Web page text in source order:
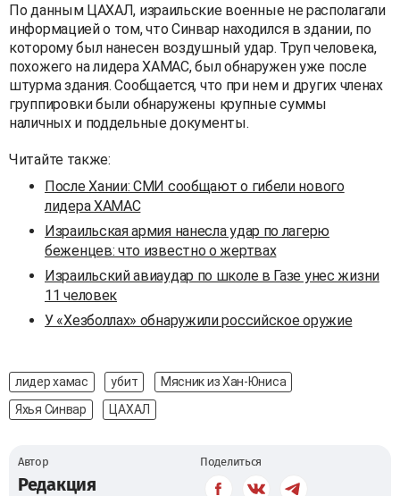
По данным ЦАХАЛ, израильские военные не располагали
информацией о том, что Синвар находился в здании, по
которому был нанесен воздушный удар. Труп человека,
похожего на лидера ХАМАС, был обнаружен уже после
штурма здания. Сообщается, что при нем и других членах
группировки были обнаружены крупные суммы
наличных и поддельные документы.
Читайте также:
После Хании: СМИ сообщают о гибели нового
лидера ХАМАС
Израильская армия нанесла удар по лагерю
беженцев: что известно о жертвах
Израильский авиаудар по школе в Газе унес жизни
11 человек
У «Хезболлах» обнаружили российское оружие
лидер хамас убит
Мясник из Хан-Юниса
Яхья Синвар
ЦАХАЛ
Автор
Редакция
Поделиться